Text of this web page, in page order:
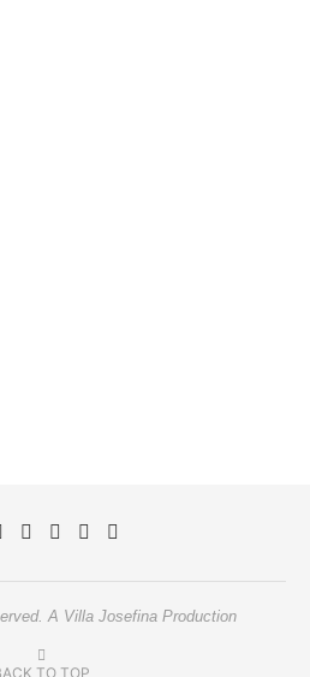
A Villa Josefina Production
TO TOP